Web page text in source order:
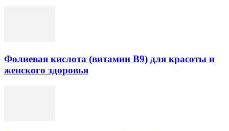
Фолиевая кислота (витамин В9) для красоты и
женского здоровья